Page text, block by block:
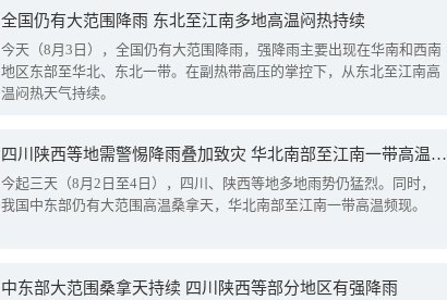
全国仍有大范围降雨 东北至江南多地高温闷热持续
今天（8月3日），全国仍有大范围降雨，强降雨主要出现在华南和西南
地区东部至华北、东北一带。在副热带高压的掌控下，从东北至江南高
温闷热天气持续。
四川陕西等地需警惕降雨叠加致灾 华北南部至江南一带高温频现
今起三天（8月2日至4日），四川、陕西等地多地雨势仍猛烈。同时，
我国中东部仍有大范围高温桑拿天，华北南部至江南一带高温频现。
中东部大范围桑拿天持续 四川陕西等部分地区有强降雨